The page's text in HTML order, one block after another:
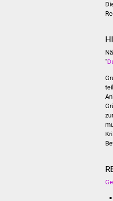
"